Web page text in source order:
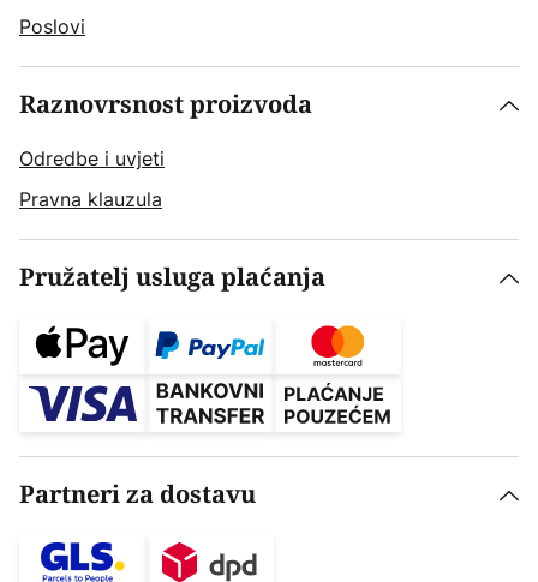
Poslovi
Raznovrsnost proizvoda
Odredbe i uvjeti
Pravna klauzula
Pružatelj usluga plaćanja
Partneri za dostavu